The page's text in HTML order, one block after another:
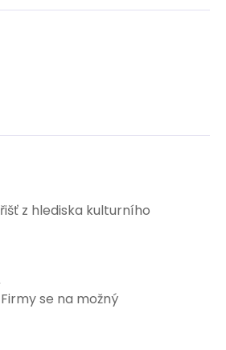
z hlediska kulturního
se na možný